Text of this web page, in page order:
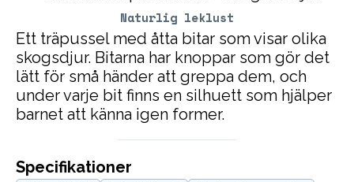
Naturlig leklust
Ett träpussel med åtta bitar som visar olika
skogsdjur. Bitarna har knoppar som gör det
lätt för små händer att greppa dem, och
under varje bit finns en silhuett som hjälper
barnet att känna igen former.
Specifikationer